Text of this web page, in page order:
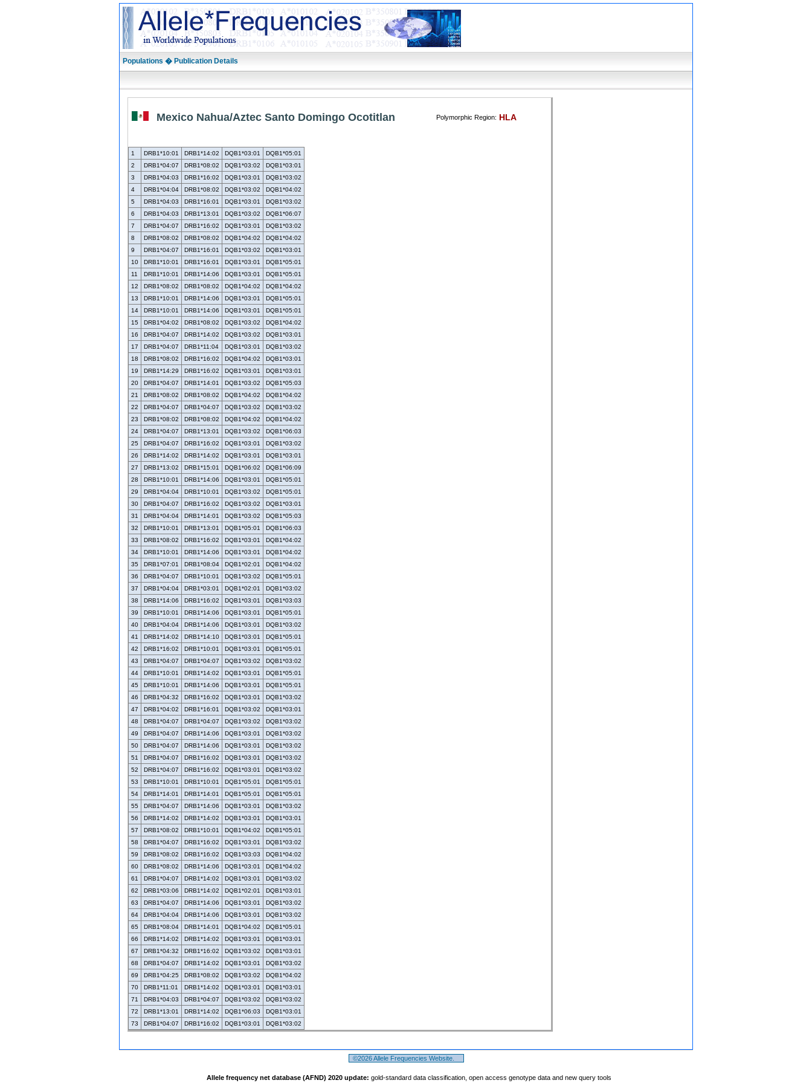
Populations � Publication Details
Mexico Nahua/Aztec Santo Domingo Ocotitlan Polymorphic Region: HLA
1 DRB1*10:01 DRB1*14:02 DQB1*03:01
DQB1*05:01
2
DRB1*04:07 DRB1*08:02 DQB1*03:02
DQB1*03:01
3
DRB1*04:03 DRB1*16:02 DQB1*03:01
DQB1*03:02
4
DRB1*04:04 DRB1*08:02 DQB1*03:02
DQB1*04:02
5
DRB1*04:03 DRB1*16:01 DQB1*03:01
DQB1*03:02
6
DRB1*04:03 DRB1*13:01 DQB1*03:02
DQB1*06:07
7
DRB1*04:07 DRB1*16:02 DQB1*03:01
DQB1*03:02
8
DRB1*08:02 DRB1*08:02 DQB1*04:02
DQB1*04:02
9
DRB1*04:07 DRB1*16:01 DQB1*03:02
DQB1*03:01
10
DRB1*10:01 DRB1*16:01 DQB1*03:01
DQB1*05:01
11
DRB1*10:01 DRB1*14:06 DQB1*03:01
DQB1*05:01
12
DRB1*08:02 DRB1*08:02 DQB1*04:02
DQB1*04:02
13
DRB1*10:01 DRB1*14:06 DQB1*03:01
DQB1*05:01
14
DRB1*10:01 DRB1*14:06 DQB1*03:01
DQB1*05:01
15
DRB1*04:02 DRB1*08:02 DQB1*03:02
DQB1*04:02
16
DRB1*04:07 DRB1*14:02 DQB1*03:02
DQB1*03:01
17
DRB1*04:07 DRB1*11:04 DQB1*03:01
DQB1*03:02
18
DRB1*08:02 DRB1*16:02 DQB1*04:02
DQB1*03:01
19
DRB1*14:29 DRB1*16:02 DQB1*03:01
DQB1*03:01
20
DRB1*04:07 DRB1*14:01 DQB1*03:02
DQB1*05:03
21
DRB1*08:02 DRB1*08:02 DQB1*04:02
DQB1*04:02
22
DRB1*04:07 DRB1*04:07 DQB1*03:02
DQB1*03:02
23
DRB1*08:02 DRB1*08:02 DQB1*04:02
DQB1*04:02
24
DRB1*04:07 DRB1*13:01 DQB1*03:02
DQB1*06:03
25
DRB1*04:07 DRB1*16:02 DQB1*03:01
DQB1*03:02
26
DRB1*14:02 DRB1*14:02 DQB1*03:01
DQB1*03:01
27
DRB1*13:02 DRB1*15:01 DQB1*06:02
DQB1*06:09
28
DRB1*10:01 DRB1*14:06 DQB1*03:01
DQB1*05:01
29
DRB1*04:04 DRB1*10:01 DQB1*03:02
DQB1*05:01
30
DRB1*04:07 DRB1*16:02 DQB1*03:02
DQB1*03:01
31
DRB1*04:04 DRB1*14:01 DQB1*03:02
DQB1*05:03
32
DRB1*10:01 DRB1*13:01 DQB1*05:01
DQB1*06:03
33
DRB1*08:02 DRB1*16:02 DQB1*03:01
DQB1*04:02
34
DRB1*10:01 DRB1*14:06 DQB1*03:01
DQB1*04:02
35
DRB1*07:01 DRB1*08:04 DQB1*02:01
DQB1*04:02
36
DRB1*04:07 DRB1*10:01 DQB1*03:02
DQB1*05:01
37
DRB1*04:04 DRB1*03:01 DQB1*02:01
DQB1*03:02
38
DRB1*14:06 DRB1*16:02 DQB1*03:01
DQB1*03:03
39
DRB1*10:01 DRB1*14:06 DQB1*03:01
DQB1*05:01
40
DRB1*04:04 DRB1*14:06 DQB1*03:01
DQB1*03:02
41
DRB1*14:02 DRB1*14:10 DQB1*03:01
DQB1*05:01
42
DRB1*16:02 DRB1*10:01 DQB1*03:01
DQB1*05:01
43
DRB1*04:07 DRB1*04:07 DQB1*03:02
DQB1*03:02
44
DRB1*10:01 DRB1*14:02 DQB1*03:01
DQB1*05:01
45
DRB1*10:01 DRB1*14:06 DQB1*03:01
DQB1*05:01
46
DRB1*04:32 DRB1*16:02 DQB1*03:01
DQB1*03:02
47
DRB1*04:02 DRB1*16:01 DQB1*03:02
DQB1*03:01
48
DRB1*04:07 DRB1*04:07 DQB1*03:02
DQB1*03:02
49
DRB1*04:07 DRB1*14:06 DQB1*03:01
DQB1*03:02
50
DRB1*04:07 DRB1*14:06 DQB1*03:01
DQB1*03:02
51
DRB1*04:07 DRB1*16:02 DQB1*03:01
DQB1*03:02
52
DRB1*04:07 DRB1*16:02 DQB1*03:01
DQB1*03:02
53
DRB1*10:01 DRB1*10:01 DQB1*05:01
DQB1*05:01
54
DRB1*14:01 DRB1*14:01 DQB1*05:01
DQB1*05:01
55
DRB1*04:07 DRB1*14:06 DQB1*03:01
DQB1*03:02
56
DRB1*14:02 DRB1*14:02 DQB1*03:01
DQB1*03:01
57
DRB1*08:02 DRB1*10:01 DQB1*04:02
DQB1*05:01
58
DRB1*04:07 DRB1*16:02 DQB1*03:01
DQB1*03:02
59
DRB1*08:02 DRB1*16:02 DQB1*03:03
DQB1*04:02
60
DRB1*08:02 DRB1*14:06 DQB1*03:01
DQB1*04:02
61
DRB1*04:07 DRB1*14:02 DQB1*03:01
DQB1*03:02
62
DRB1*03:06 DRB1*14:02 DQB1*02:01
DQB1*03:01
63
DRB1*04:07 DRB1*14:06 DQB1*03:01
DQB1*03:02
64
DRB1*04:04 DRB1*14:06 DQB1*03:01
DQB1*03:02
65
DRB1*08:04 DRB1*14:01 DQB1*04:02
DQB1*05:01
66
DRB1*14:02 DRB1*14:02 DQB1*03:01
DQB1*03:01
67
DRB1*04:32 DRB1*16:02 DQB1*03:02
DQB1*03:01
68
DRB1*04:07 DRB1*14:02 DQB1*03:01
DQB1*03:02
69
DRB1*04:25 DRB1*08:02 DQB1*03:02
DQB1*04:02
70
DRB1*11:01 DRB1*14:02 DQB1*03:01
DQB1*03:01
71
DRB1*04:03 DRB1*04:07 DQB1*03:02
DQB1*03:02
72
DRB1*13:01 DRB1*14:02 DQB1*06:03
DQB1*03:01
73
DRB1*04:07 DRB1*16:02 DQB1*03:01 DQB1*03:02
©2026 Allele Frequencies Website.
Allele frequency net database (AFND) 2020 update: gold-standard data classification, open access genotype data and new query tools